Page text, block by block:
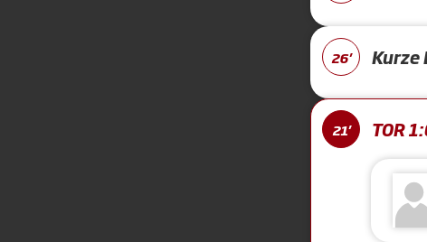
26' Kurze
21' TOR